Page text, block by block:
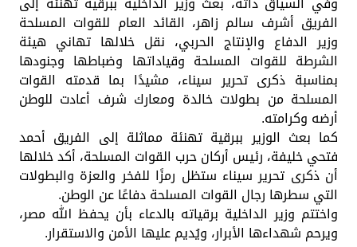
الفريق أشرف سالم زاهر، القائد العام للقوات المسلحة
وزير الدفاع والإنتاج الحربي، نقل خلالها تهاني هيئة
الشرطة للقوات المسلحة وقياداتها وضباطها وجنودها
بمناسبة ذكرى تحرير سيناء، مشيدًا بما قدمته القوات
المسلحة من بطولات خالدة ومعارك شرف أعادت للوطن
أرضه وكرامته.
كما بعث الوزير ببرقية تهنئة مماثلة إلى الفريق أحمد
فتحي خليفة، رئيس أركان حرب القوات المسلحة، أكد خلالها
أن ذكرى تحرير سيناء ستظل رمزًا للفخر والعزة والبطولات
التي سطرها رجال القوات المسلحة دفاعًا عن الوطن.
واختتم وزير الداخلية برقياته بالدعاء بأن يحفظ الله مصر،
ويرحم شهداءها الأبرار، ويُديم عليها الأمن والاستقرار.